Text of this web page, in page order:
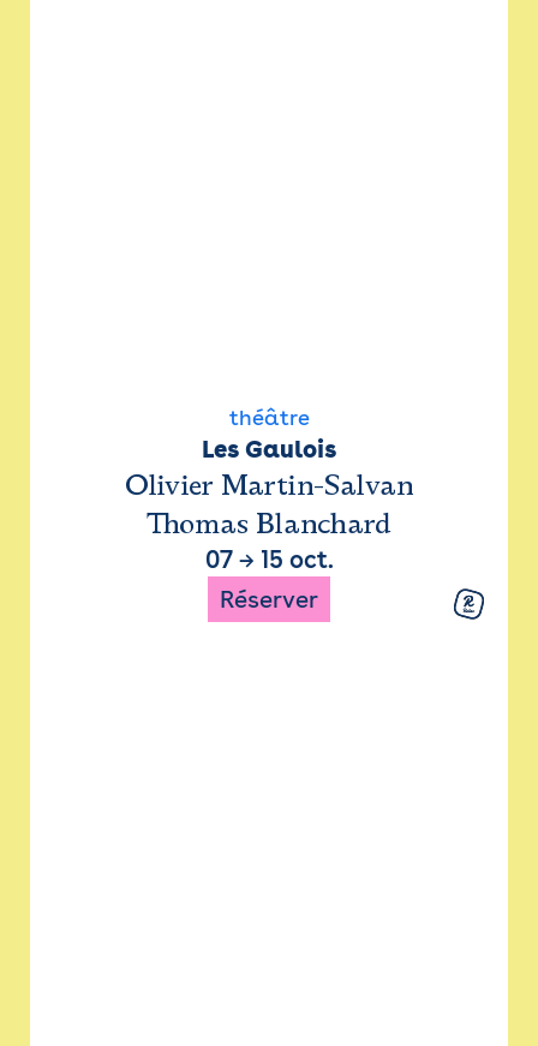
théâtre
Les Gaulois
Olivier Martin-Salvan
Thomas Blanchard
07→ 15 oct.
Réserver